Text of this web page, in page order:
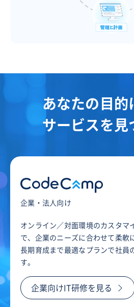
あなたの目的
サービスを見
企業・法人向け
オンライン／対面環境のカスタマ
で、企業のニーズに合わせて柔軟
長期育成まで最適なプランで社員
す。
企業向けIT研修を見る